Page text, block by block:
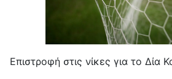
Επιστροφή στις νίκες για το Δία